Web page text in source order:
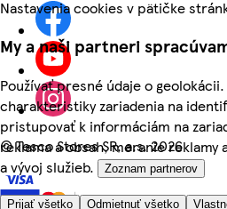
Nastavenia cookies v pätičke
My a naši partneri
Používať presné údaje o
charakteristiky zariadenia na
pristupovať k informáciám na
reklama a obsah, meranie
a vývoj služieb.
Zoznam partnerov
Prijať všetko Odmietnuť všetko
©Tesco Stores SR, a.s. 2026